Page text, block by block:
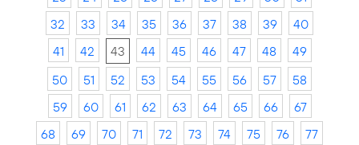
32
33 34 35 36 37 38 39
40
41
42 43 44 45 46 47 48
49
50
51 52 53 54 55 56 57
58
59
60 61 62 63 64 65 66
67
68
69 70 71 72 73 74 75 76
77